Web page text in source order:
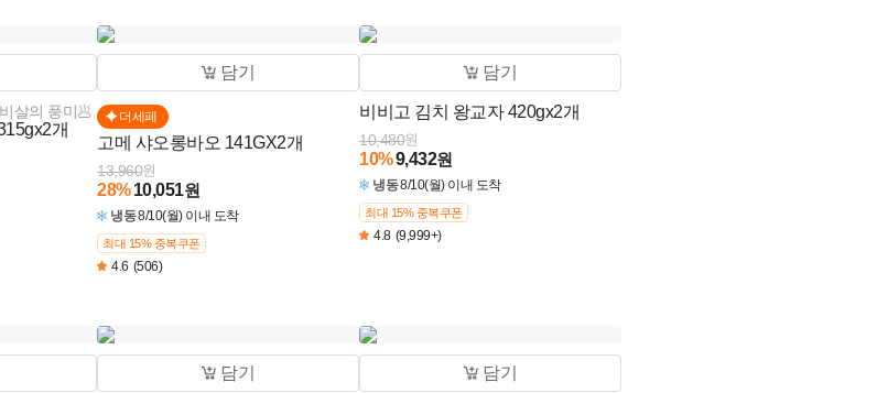
살의 풍미🥟
개
담기
더세페
고메 샤오롱바오 141GX2개
28% 10,051원
13,960원
냉동8/10(월) 이내 도착
최대 15% 중복쿠폰
4.6 (506)
담기
비비고 김치 왕교자 420gx2개
10%9,432원
10,480원
냉동8/10(월) 이내 도착
최대 15% 중복쿠폰
4.8 (9,999+)
담기 담기